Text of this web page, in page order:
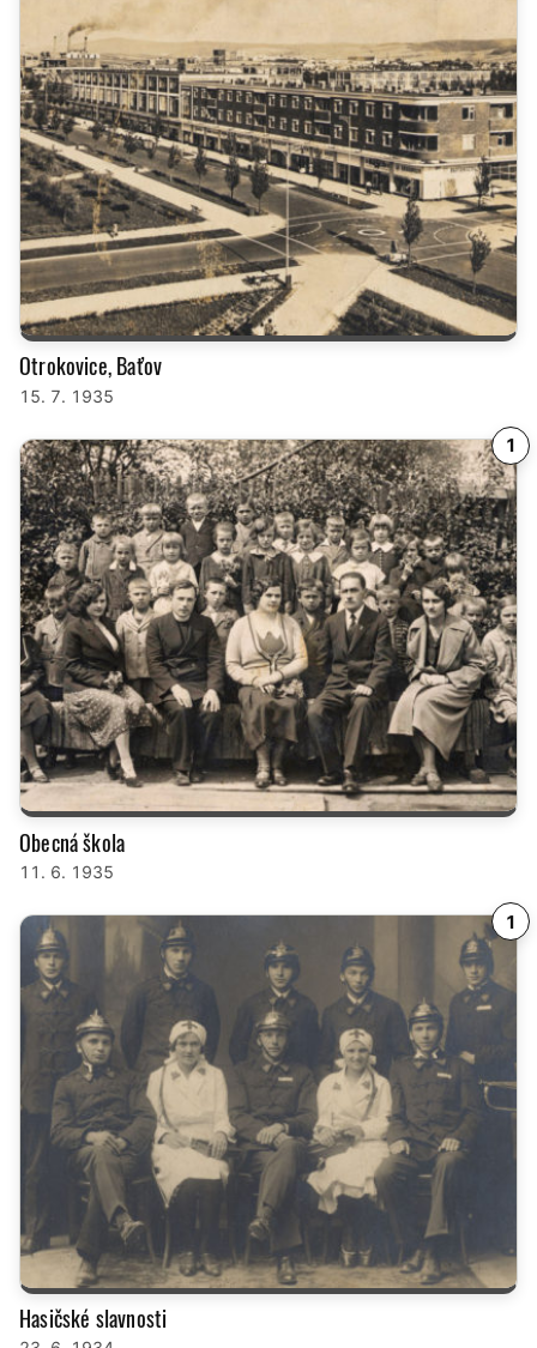
Otrokovice, Baťov
15. 7. 1935
1
Obecná škola
11. 6. 1935
1
Hasičské slavnosti